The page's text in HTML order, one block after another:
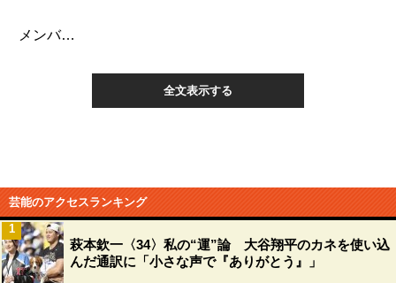
メンバ…
全文表示する
芸能のアクセスランキング
萩本欽一〈34〉私の“運”論 大谷翔平のカネを使い込
んだ通訳に「小さな声で『ありがとう』」
1